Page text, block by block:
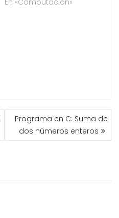
Programa en C: Suma de
dos números enteros